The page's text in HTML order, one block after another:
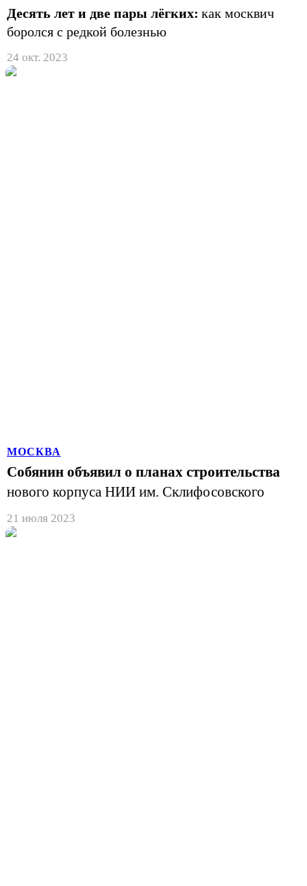
Десять лет и две пары лёгких: как москвич
боролся с редкой болезнью
24 окт. 2023
МОСКВА
Собянин объявил о планах строительства
нового корпуса НИИ им. Склифосовского
21 июля 2023